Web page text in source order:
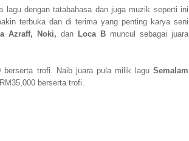
lagu dengan tatabahasa dan juga muzik seperti ini
terbuka dan di terima yang penting karya seni
Azraff, Noki, dan Loca Bmuncul sebagai juara
berserta trofi. Naib juara pula milik lagu Semalam
berserta trofi.